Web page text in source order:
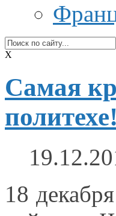
X
Самая
политехе!
18 декабря